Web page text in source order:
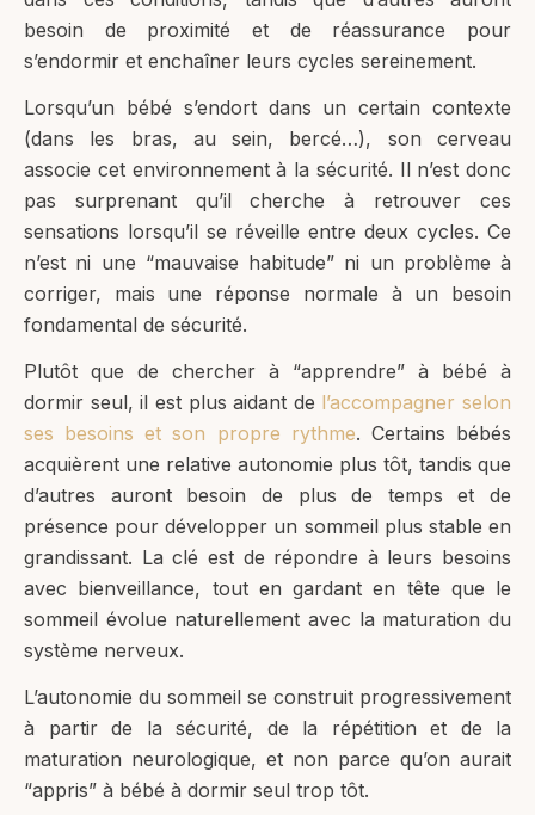
besoin de proximité et de réassurance pour
s’endormir et enchaîner leurs cycles sereinement.
Lorsqu’un bébé s’endort dans un certain contexte
(dans les bras, au sein, bercé…), son cerveau
associe cet environnement à la sécurité. Il n’est donc
pas surprenant qu’il cherche à retrouver ces
sensations lorsqu’il se réveille entre deux cycles. Ce
n’est ni une “mauvaise habitude” ni un problème à
corriger, mais une réponse normale à un besoin
fondamental de sécurité.
Plutôt que de chercher à “apprendre” à bébé à
dormir seul, il est plus aidant de l’accompagner selon
ses besoins et son propre rythme. Certains bébés
acquièrent une relative autonomie plus tôt, tandis que
d’autres auront besoin de plus de temps et de
présence pour développer un sommeil plus stable en
grandissant. La clé est de répondre à leurs besoins
avec bienveillance, tout en gardant en tête que le
sommeil évolue naturellement avec la maturation du
système nerveux.
L’autonomie du sommeil se construit progressivement
à partir de la sécurité, de la répétition et de la
maturation neurologique, et non parce qu’on aurait
“appris” à bébé à dormir seul trop tôt.